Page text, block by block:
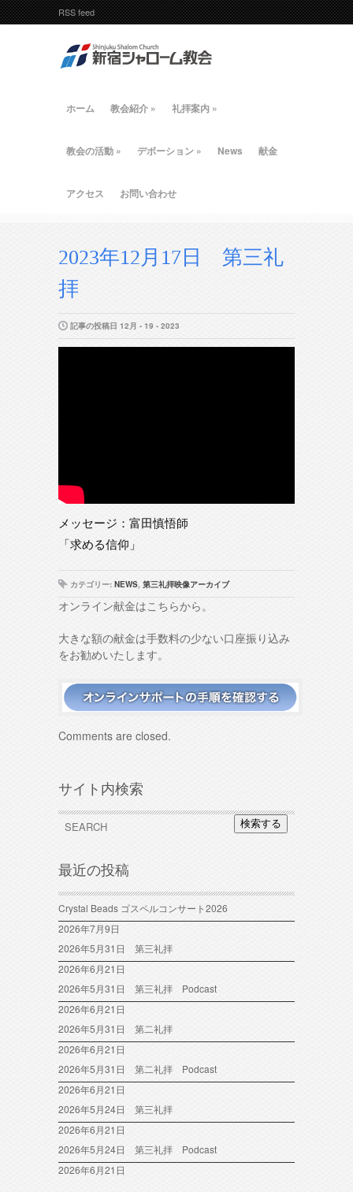
RSS feed
ホーム 教会紹介 » 礼拝案内 »
教会の活動 » デボーション » News 献金
アクセス お問い合わせ
2023年12月17日 第三礼
拝
記事の投稿日 12月 - 19 - 2023
メッセージ：富田慎悟師
「求める信仰」
カテゴリー: NEWS, 第三礼拝映像アーカイブ
オンライン献金はこちらから。
大きな額の献金は手数料の少ない口座振り込み
をお勧めいたします。
Comments are closed.
サイト内検索
検索する
最近の投稿
Crystal Beads ゴスペルコンサート2026
2026年7月9日
2026年5月31日 第三礼拝
2026年6月21日
2026年5月31日 第三礼拝 Podcast
2026年6月21日
2026年5月31日 第二礼拝
2026年6月21日
2026年5月31日 第二礼拝 Podcast
2026年6月21日
2026年5月24日 第三礼拝
2026年6月21日
2026年5月24日 第三礼拝 Podcast
2026年6月21日